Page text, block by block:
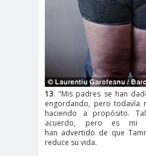
13. "Mis padres se han
engordando, pero todavía
haciendo a propósito.
acuerdo, pero es mi
han advertido de que
reduce su vida.